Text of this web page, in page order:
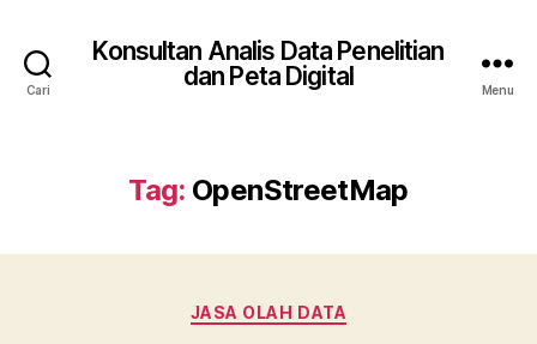
Cari
Konsultan Analis Data Penelitian
dan Peta Digital
Menu
Tag: OpenStreetMap
Kategori
JASA OLAH DATA